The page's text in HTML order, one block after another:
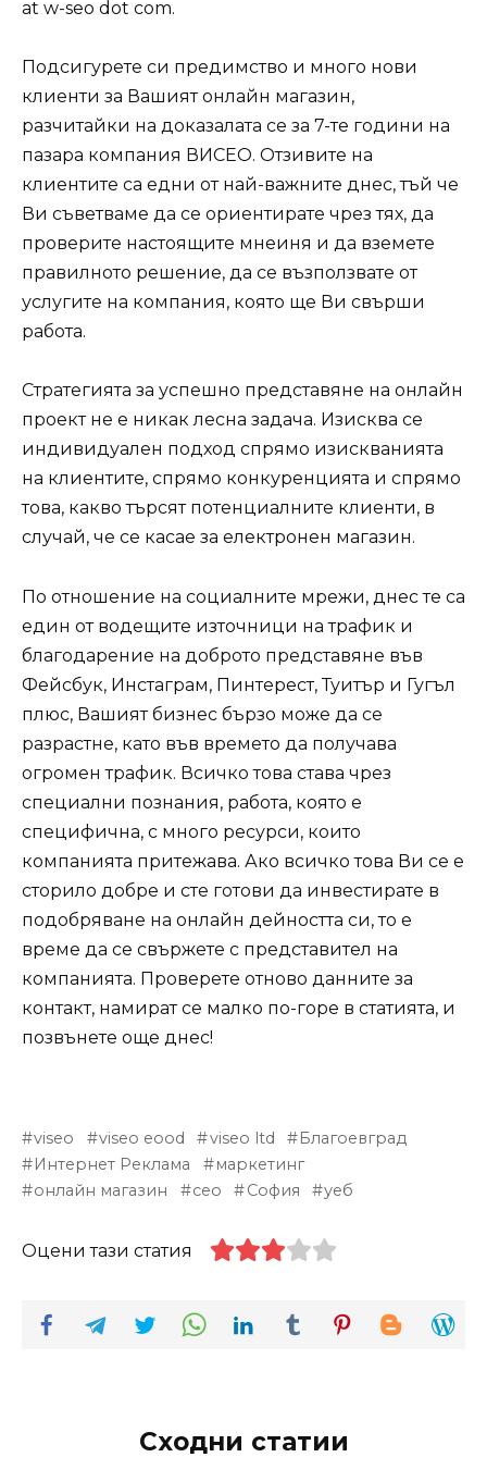
at w-seo dot com.
Подсигурете си предимство и много нови
клиенти за Вашият онлайн магазин,
разчитайки на доказалата се за 7-те години на
пазара компания ВИСЕО. Отзивите на
клиентите са едни от най-важните днес, тъй че
Ви съветваме да се ориентирате чрез тях, да
проверите настоящите мнеиня и да вземете
правилното решение, да се възползвате от
услугите на компания, която ще Ви свърши
работа.
Стратегията за успешно представяне на онлайн
проект не е никак лесна задача. Изисква се
индивидуален подход спрямо изискванията
на клиентите, спрямо конкуренцията и спрямо
това, какво търсят потенциалните клиенти, в
случай, че се касае за електронен магазин.
По отношение на социалните мрежи, днес те са
един от водещите източници на трафик и
благодарение на доброто представяне във
Фейсбук, Инстаграм, Пинтерест, Туитър и Гугъл
плюс, Вашият бизнес бързо може да се
разрастне, като във времето да получава
огромен трафик. Всичко това става чрез
специални познания, работа, която е
специфична, с много ресурси, които
компанията притежава. Ако всичко това Ви се е
сторило добре и сте готови да инвестирате в
подобряване на онлайн дейността си, то е
време да се свържете с представител на
компанията. Проверете отново данните за
контакт, намират се малко по-горе в статията, и
позвънете още днес!
viseo viseo eood viseo ltd
Благоевград
Интернет Реклама
маркетинг
онлайн магазин
сео София уеб
Оцени тази статия
Сходни статии